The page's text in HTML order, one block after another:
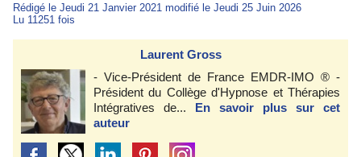
Rédigé le Jeudi 21 Janvier 2021 modifié le Jeudi 25 Juin 2026
Lu 11251 fois
Laurent Gross
- Vice-Président de France EMDR-IMO ® -
Président du Collège d'Hypnose et Thérapies
Intégratives de... En savoir plus sur cet
auteur